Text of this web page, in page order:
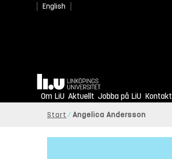
English
Hem
Om LiU Aktuellt Jobba på LiU Kontakt
Start Angelica Andersson